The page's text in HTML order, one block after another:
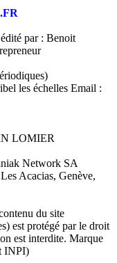
par : Benoit
les échelles Email :
LOMIER
Network SA
Acacias, Genève,
du site
est protégé par le droit
est interdite. Marque
INPI)